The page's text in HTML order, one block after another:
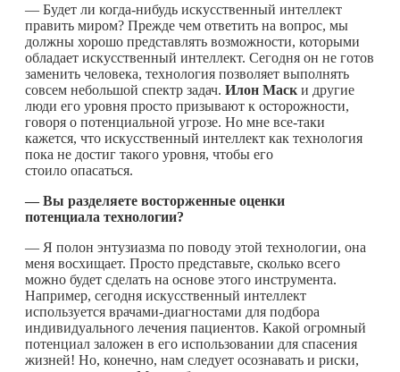
— Будет ли когда-нибудь искусственный интеллект
править миром? Прежде чем ответить на вопрос, мы
должны хорошо представлять возможности, которыми
обладает искусственный интеллект. Сегодня он не готов
заменить человека, технология позволяет выполнять
совсем небольшой спектр задач. Илон Маск и другие
люди его уровня просто призывают к осторожности,
говоря о потенциальной угрозе. Но мне все-таки
кажется, что искусственный интеллект как технология
пока не достиг такого уровня, чтобы его
стоило опасаться.
— Вы разделяете восторженные оценки
потенциала технологии?
— Я полон энтузиазма по поводу этой технологии, она
меня восхищает. Просто представьте, сколько всего
можно будет сделать на основе этого инструмента.
Например, сегодня искусственный интеллект
используется врачами-диагностами для подбора
индивидуального лечения пациентов. Какой огромный
потенциал заложен в его использовании для спасения
жизней! Но, конечно, нам следует осознавать и риски,